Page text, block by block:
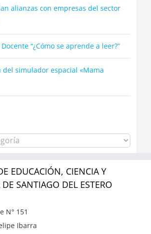
alianzas con empresas del sector
“¿Cómo se aprende a leer?”
del simulador espacial «Mama
EDUCACIÓN, CIENCIA Y
SANTIAGO DEL ESTERO
N° 151
Ibarra